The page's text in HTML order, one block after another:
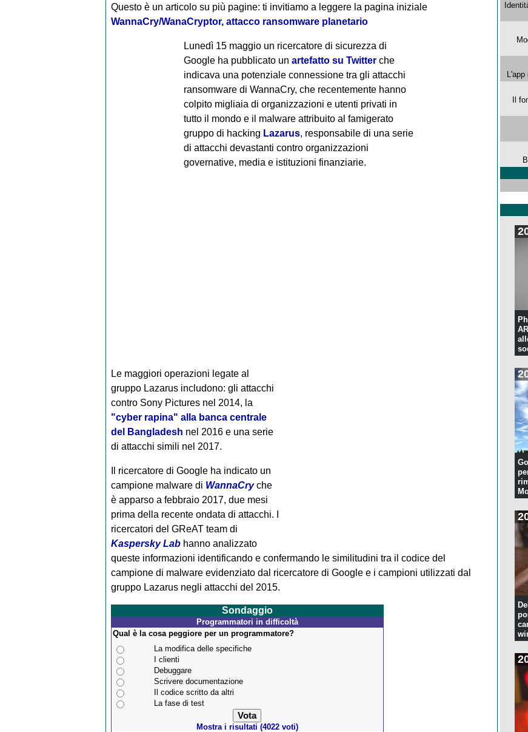
Questo è un articolo su più pagine: ti invitiamo a leggere la pagina iniziale
WannaCry/WanaCryptor, attacco ransomware planetario
Lunedì 15 maggio un ricercatore di sicurezza di
Google ha pubblicato un artefatto su Twitterche
indicava una potenziale connessione tra gli attacchi
ransomware di WannaCry, che recentemente hanno
colpito migliaia di organizzazioni e utenti privati ​​in
tutto il mondo e il malware attribuito al famigerato
gruppo di hacking Lazarus, responsabile di una serie
di attacchi devastanti contro organizzazioni
governative, media e istituzioni finanziarie.
Le maggiori operazioni legate al
gruppo Lazarus includono: gli attacchi
contro Sony Pictures nel 2014, la
"cyber rapina" alla banca centrale
del Bangladesh nel 2016 e una serie
di attacchi simili nel 2017.
Il ricercatore di Google ha indicato un
campione malware di WannaCryche
è apparso a febbraio 2017, due mesi
prima della recente ondata di attacchi. I
ricercatori del GReAT team di
Kaspersky Labhanno analizzato
queste informazioni identificando e confermando le similitudini tra il codice del
campione di malware evidenziato dal ricercatore di Google e i campioni utilizzati dal
gruppo Lazarus negli attacchi del 2015.
Sondaggio
Programmatori in difficoltà
Qual è la cosa peggiore per un programmatore?
La modifica delle specifiche
I clienti
Debuggare
Scrivere documentazione
Il codice scritto da altri
La fase di test
Mostra i risultati (4022 voti)
Il